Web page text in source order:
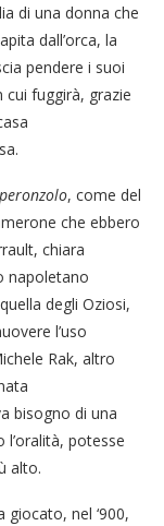
di una donna che
dall’orca, la
pendere i suoi
cui fuggirà, grazie
, come del
che ebbero
chiara
napoletano
degli Oziosi,
l’uso
Rak, altro
bisogno di una
potesse
alto.
giocato, nel ‘900,